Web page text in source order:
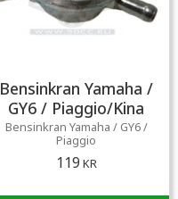
Bensinkran Yamaha /
GY6 / Piaggio/Kina
Bensinkran Yamaha / GY6 /
Piaggio
119 KR